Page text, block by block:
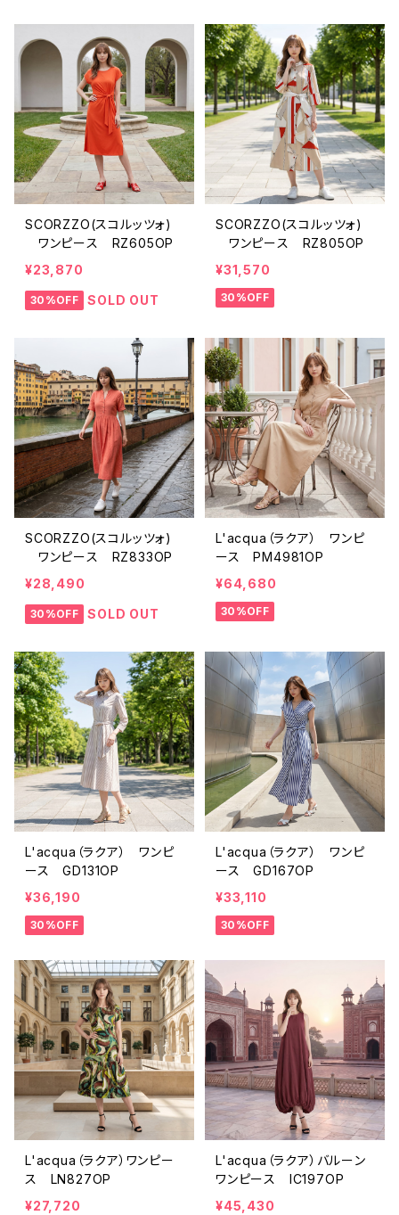
SCORZZO(スコルッツォ)
ワンピース RZ605OP
¥23,870
30%OFF SOLD OUT
SCORZZO(スコルッツォ)
ワンピース RZ805OP
¥31,570
30%OFF
SCORZZO(スコルッツォ)
ワンピース RZ833OP
¥28,490
30%OFF SOLD OUT
L'acqua（ラクア） ワンピ
ース PM4981OP
¥64,680
30%OFF
L'acqua（ラクア） ワンピ
ース GD131OP
¥36,190
30%OFF
L'acqua（ラクア） ワンピ
ース GD167OP
¥33,110
30%OFF
L'acqua（ラクア）ワンピー
ス LN827OP
¥27,720
L'acqua（ラクア）バルーン
ワンピース IC197OP
¥45,430